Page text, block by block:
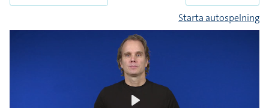
Starta autospelning